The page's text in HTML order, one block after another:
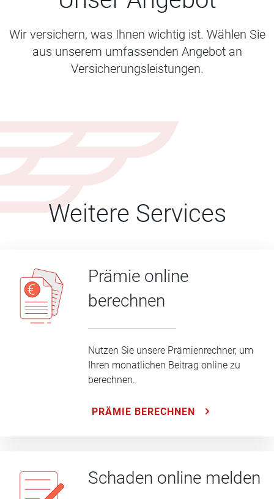
Wir versichern, was Ihnen wichtig ist. Wählen Sie
aus unserem umfassenden Angebot an
Versicherungsleistungen.
Weitere Services
Prämie online
berechnen
Nutzen Sie unsere Prämienrechner, um
Ihren monatlichen Beitrag online zu
berechnen.
PRÄMIE BERECHNEN
Schaden online melden